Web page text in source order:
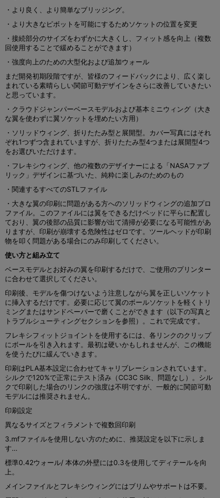
・より良く、より簡単なブリッジング。
・より大きなピボットを可能にするためソケットの位置を変更
・接続部分のサイズをわずかに大きくし、フィット感を向上（複数
回使用することで緩めることができます）
・強度向上のための大型化および追加ウォール
まだ開発初期段階ですが、皆様のフィードバックにより、広く楽し
まれている素晴らしい関節可動デザインをさらに改善していきたい
と思っています。
・クラウドジャンパーベースモデルおよび基本ミニウィング（大き
な翼を使わずに翼ソケットを埋めたい方用）
・ソリッドウィング、折りたたみ型と展開型。カバー写真にはそれ
ぞれ1つずつ含まれていますが、折りたたみ型4つまたは展開型4つ
をお選びいただけます。
・フレキシウィング、他の複数のデザイナーによる「NASAファブ
リック」デザインに基づいた、純粋に楽しみのためのもの
・関連するすべてのSTLファイル
・大きな翼の印刷に問題がある方へのソリッドウィングの追加プロ
ファイル。このファイルには翼をできるだけベッドに平らに配置し
ており、翼の後部の品質に影響が出て清掃が必要になる可能性があ
りますが、印刷が崩壊する危険性はゼロです。ツールヘッドが印刷
物を叩く問題がある場合にのみ印刷してください。
使い方と組み立て
ベースモデルとお好みの翼を印刷するだけで、ご使用のプリンター
に合わせて選択してください。
印刷後、モデルを傷つけないよう注意しながら翼を正しいソケット
に挿入するだけです。必要に応じて翼のボールソケットを軽くトリ
ミングまたはサンドペーパーで磨くことができます（以下の写真と
トラブルシューティングセクションを参照）。これで完成です。
フレキシフィットジョイントを使用するには、各リンクのクリップ
にボールを引き入れます。最初は硬いかもしれませんが、この機能
を使うたびに緩んでいきます。
印刷はPLA基本設定に合わせてキャリブレーションされています。
シルクで120%で正常にテスト済み（CC3C Silk、問題なし）。シル
クで印刷した場合のリンクの強度は不明ですが、一般的に関節可動
モデルには推奨されません。
印刷設定
異なるサイズとフィラメントで複数回印刷
3.mfファイルを使用しない方のために、推奨設定を以下に示しま
す…
標準0.42ウォール/ 本体の外壁には0.3を使用してディテールを向
上。
メインファイルとフレキシウィングにはブリムやサポートは不要。